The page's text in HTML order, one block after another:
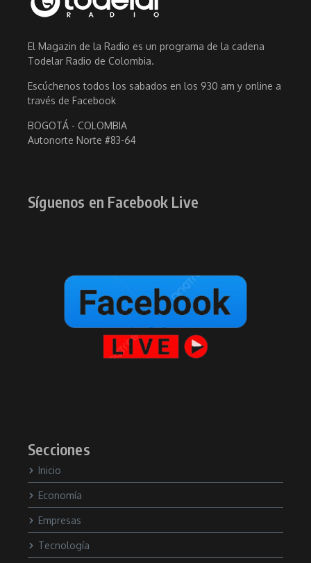
El Magazin de la Radio es un programa de la cadena
Todelar Radio de Colombia.
Escúchenos todos los sabados en los 930 am y online a
través de Facebook
BOGOTÁ - COLOMBIA
Autonorte Norte #83-64
Síguenos en Facebook Live
Secciones
Inicio
Economía
Empresas
Tecnología